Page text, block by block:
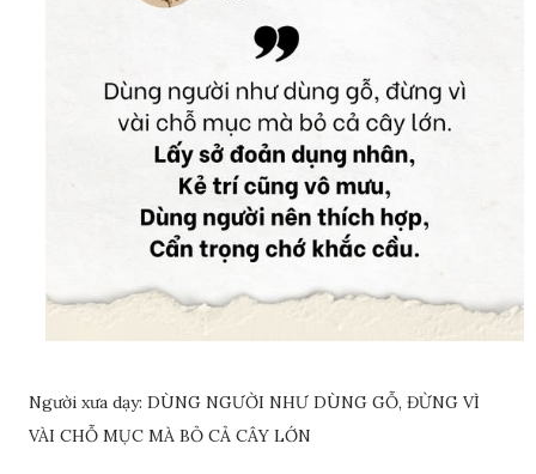
Người xưa dạy: DÙNG NGƯỜI NHƯ DÙNG GỖ, ĐỪNG VÌ
VÀI CHỖ MỤC MÀ BỎ CẢ CÂY LỚN